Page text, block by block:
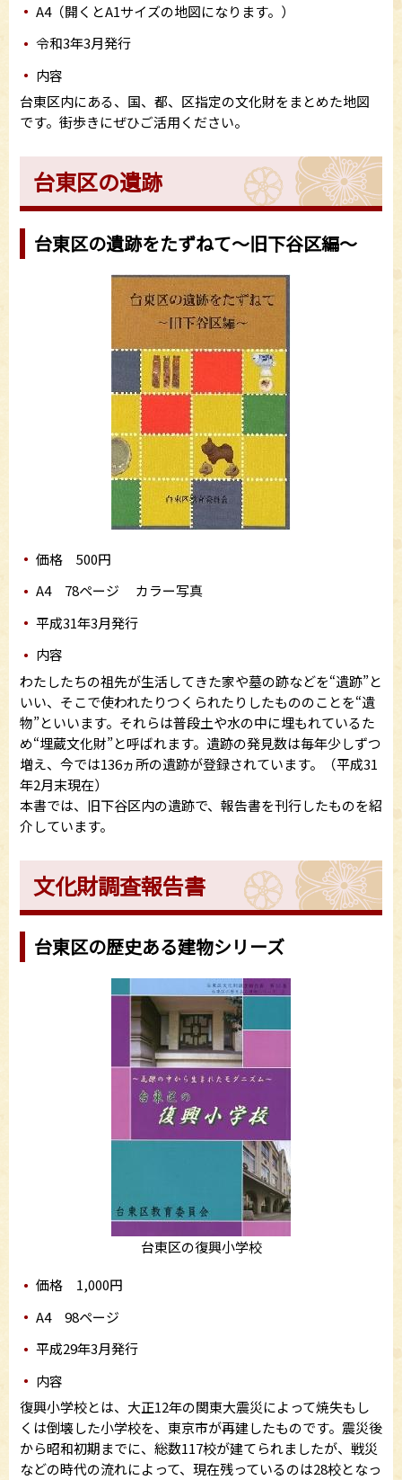
A4（開くとA1サイズの地図になります。）
令和3年3月発行
内容
台東区内にある、国、都、区指定の文化財をまとめた地図
です。街歩きにぜひご活用ください。
台東区の遺跡
台東区の遺跡をたずねて～旧下谷区編～
価格 500円
A4 78ページ カラー写真
平成31年3月発行
内容
わたしたちの祖先が生活してきた家や墓の跡などを“遺跡”と
いい、そこで使われたりつくられたりしたもののことを“遺
物”といいます。それらは普段土や水の中に埋もれているた
め“埋蔵文化財”と呼ばれます。遺跡の発見数は毎年少しずつ
増え、今では136ヵ所の遺跡が登録されています。（平成31
年2月末現在）
本書では、旧下谷区内の遺跡で、報告書を刊行したものを紹
介しています。
文化財調査報告書
台東区の歴史ある建物シリーズ
台東区の復興小学校
価格 1,000円
A4 98ページ
平成29年3月発行
内容
復興小学校とは、大正12年の関東大震災によって焼失もし
くは倒壊した小学校を、東京市が再建したものです。震災後
から昭和初期までに、総数117校が建てられましたが、戦災
などの時代の流れによって、現在残っているのは28校となっ